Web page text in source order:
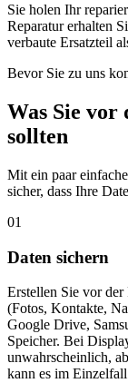
Sie holen Ihr
Reparatur erhalten
verbaute Ersatzteil
Bevor Sie zu uns
Was Sie vor
sollten
Mit ein paar
sicher, dass Ihre
01
Daten sichern
Erstellen Sie vor
(Fotos, Kontakte,
Google Drive,
Speicher. Bei
unwahrscheinlich,
kann es im